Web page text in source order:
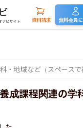
資料請求 無料会員
成課程関連の学